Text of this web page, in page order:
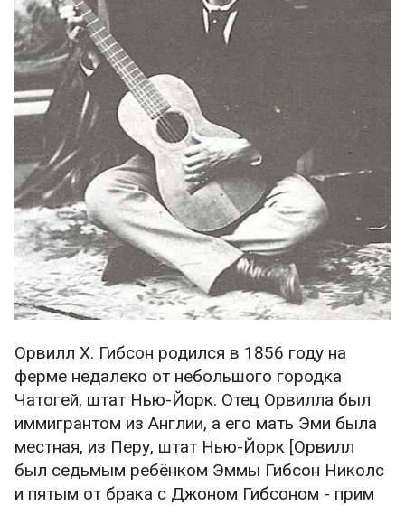
Орвилл Х. Гибсон родился в 1856 году на
ферме недалеко от небольшого городка
Чатогей, штат Нью-Йорк. Отец Орвилла был
иммигрантом из Англии, а его мать Эми была
местная, из Перу, штат Нью-Йорк [Орвилл
был седьмым ребёнком Эммы Гибсон Николс
и пятым от брака с Джоном Гибсоном - прим